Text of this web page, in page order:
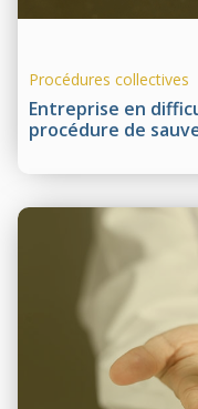
Entreprise en
procédure de
Procédures collectives